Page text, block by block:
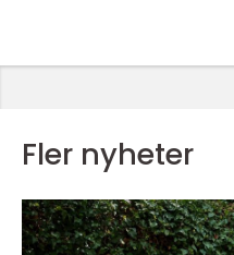
Fler nyheter